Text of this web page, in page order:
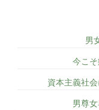
男
今こ
資本主義社
男尊